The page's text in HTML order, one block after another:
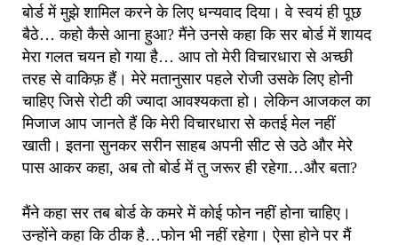
बोर्ड में मुझे शामिल करने के लिए धन्यवाद दिया। वे स्वयं ही पूछ
बैठे… कहो कैसे आना हुआ? मैंने उनसे कहा कि सर बोर्ड में शायद
मेरा गलत चयन हो गया है… आप तो मेरी विचारधारा से अच्छी
तरह से वाकिफ़ हैं। मेरे मतानुसार पहले रोजी उसके लिए होनी
चाहिए जिसे रोटी की ज्यादा आवश्यकता हो। लेकिन आजकल का
मिजाज आप जानते हैं कि मेरी विचारधारा से कतई मेल नहीं
खाती। इतना सुनकर सरीन साहब अपनी सीट से उठे और मेरे
पास आकर कहा, अब तो बोर्ड में तु जरूर ही रहेगा…और बता?
मैंने कहा सर तब बोर्ड के कमरे में कोई फोन नहीं होना चाहिए।
उन्होंने कहा कि ठीक है…फोन भी नहीं रहेगा। ऐसा होने पर मैं